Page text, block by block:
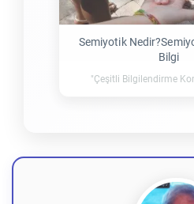
Semiyotik
Bilgi
"Çeşitli Bilgilendirme